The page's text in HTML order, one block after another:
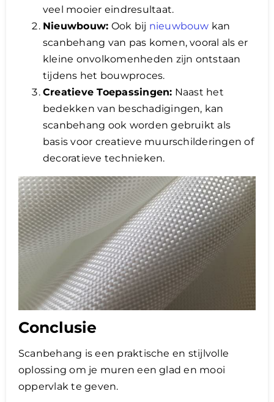
veel mooier eindresultaat.
Nieuwbouw: Ook bij nieuwbouw kan
scanbehang van pas komen, vooral als er
kleine onvolkomenheden zijn ontstaan
tijdens het bouwproces.
Creatieve Toepassingen: Naast het
bedekken van beschadigingen, kan
scanbehang ook worden gebruikt als
basis voor creatieve muurschilderingen of
decoratieve technieken.
Conclusie
Scanbehang is een praktische en stijlvolle
oplossing om je muren een glad en mooi
oppervlak te geven.